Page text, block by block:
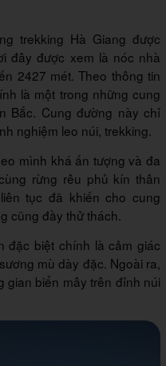
trekking Hà Giang được
đây được xem là nóc nhà
2427 mét. Theo thông tin
là một trong những cung
Bắc. Cung đường này chỉ
nghiệm leo núi, trekking.
mình khá ấn tượng và đa
rừng rêu phủ kín thân
tục đã khiến cho cung
cũng đầy thử thách.
đặc biệt chính là cảm giác
mù dày đặc. Ngoài ra,
gian biển mây trên đỉnh núi